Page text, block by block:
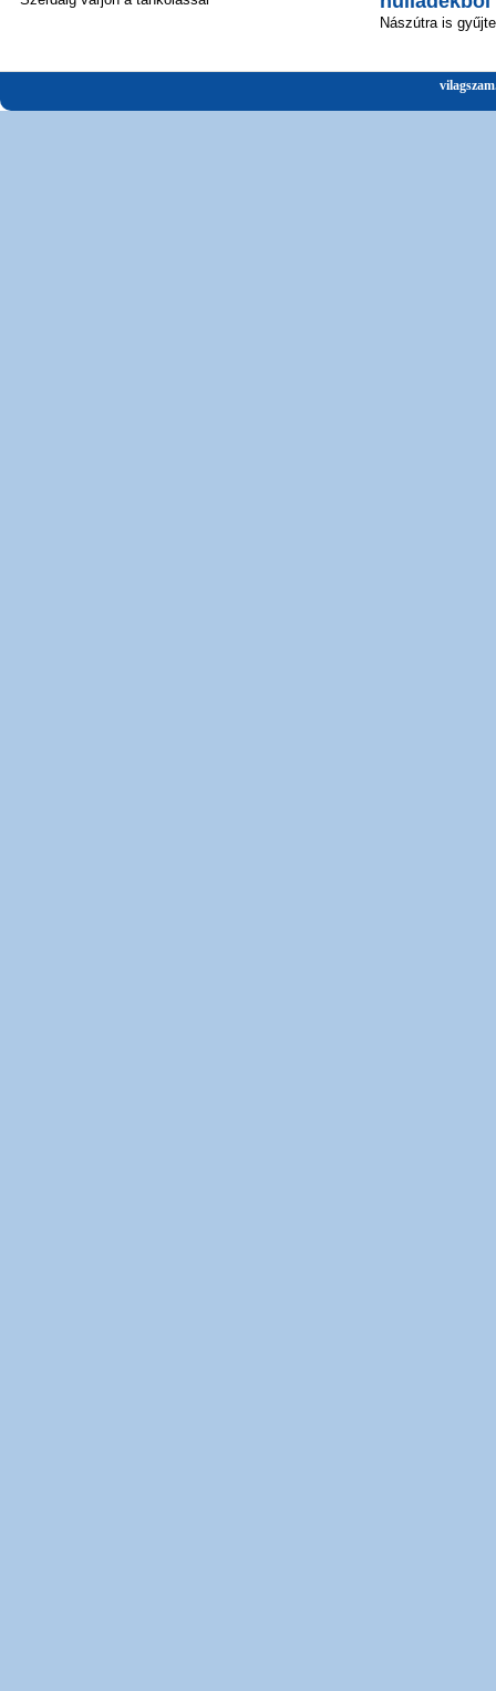
Nászútra is